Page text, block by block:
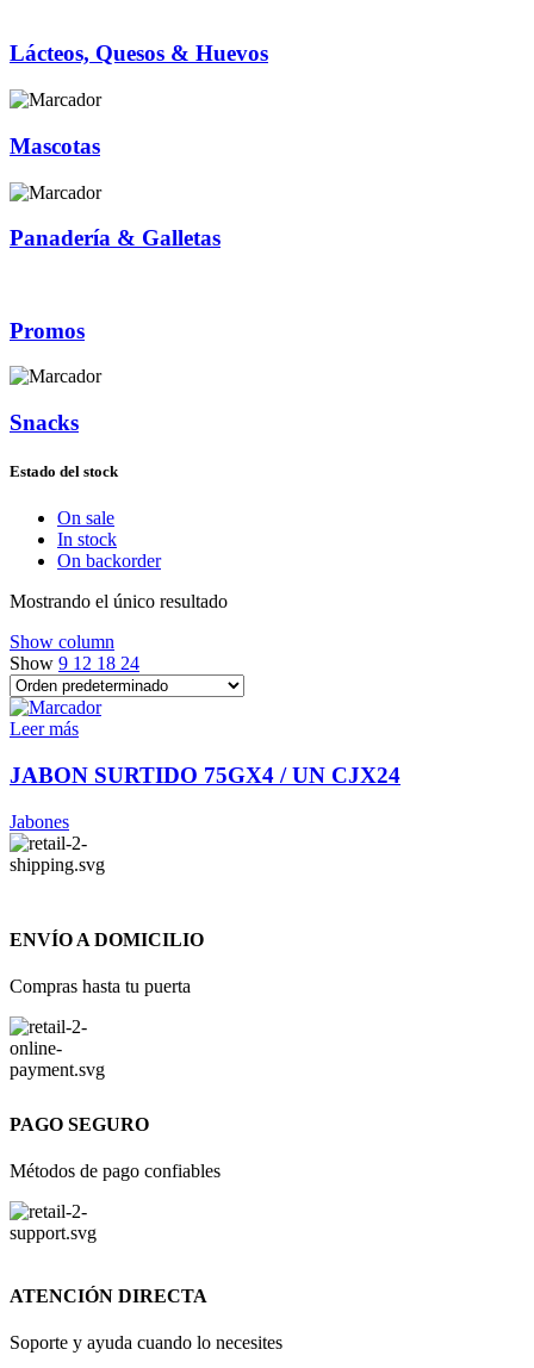
Lácteos, Quesos & Huevos
Mascotas
Panadería & Galletas
Promos
Snacks
Estado del stock
On sale
In stock
On backorder
Mostrando el único resultado
Show column
Show 9 12 18 24
Leer más
JABON SURTIDO 75GX4 / UN CJX24
Jabones
ENVÍO A DOMICILIO
Compras hasta tu puerta
PAGO SEGURO
Métodos de pago confiables
ATENCIÓN DIRECTA
Soporte y ayuda cuando lo necesites